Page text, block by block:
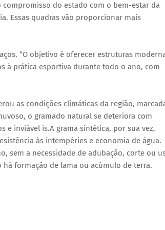
do estado com o bem-estar da
Essas quadras vão proporcionar mais
“O objetivo é oferecer estruturas
à prática esportiva durante todo o ano, com
as condições climáticas da região,
o gramado natural se deteriora com
e inviável is.A grama sintética, por sua vez,
às intempéries e economia de água.
sem a necessidade de adubação, corte ou
formação de lama ou acúmulo de terra.